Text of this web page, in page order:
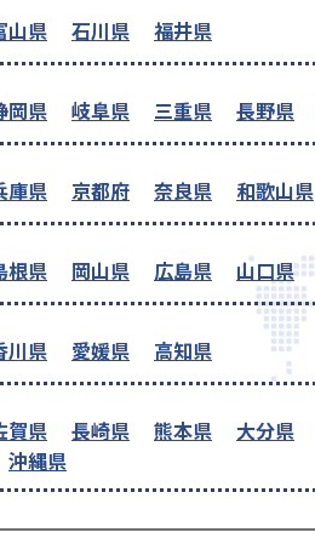
山県 石川県 福井県
岡県 岐阜県 三重県 長野県
庫県 京都府 奈良県 和歌山県
根県 岡山県 広島県 山口県
川県 愛媛県 高知県
賀県 長崎県 熊本県 大分県
沖縄県